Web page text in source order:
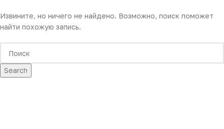
Извините, но ничего не найдено. Возможно, поиск поможет
найти похожую запись.
Search